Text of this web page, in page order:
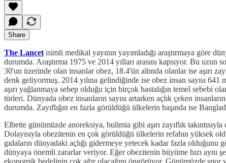
Share
The Lancet isimli medikal yayının yayımladığı araştırmaya göre
durumda. Araştırma 1975 ve 2014 yılları arasını kapsıyor. Bu
30'un üzerinde olan insanlar obez, 18.4'ün altında olanlar ise aşırı
denk geliyormuş. 2014 yılına gelindiğinde ise obez insan sayısı
aşırı yağlanmaya sebep olduğu için birçok hastalığın temel sebebi
türleri. Dünyada obez insanların sayısı artarken açlık çeken
durumda. Zayıflığın en fazla görüldüğü ülkelerin başında ise
Elbette günümüzde anoreksiya, bulimia gibi aşırı zayıflık
Dolayısıyla obezitenin en çok görüldüğü ülkelerin refahın yüksek
gıdaların dünyadaki açlığı gidermeye yetecek kadar fazla olduğunu
dünyaya önemli zararlar veriyor. Eğer obezitenin büyüme hızı aynı
ekonomik bedelinin çok ağır olacağını öngörüyor. Günümüzde